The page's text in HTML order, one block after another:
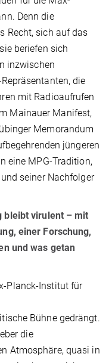
Denn die
Recht, sich auf das
beriefen sich
inzwischen
die
mit Radioaufrufen
Mainauer Manifest,
Memorandum
jüngeren
eine MPG-Tradition,
seiner Nachfolger
bleibt virulent – mit
einer Forschung,
und was getan
Planck-Institut für
Bühne gedrängt.
die
Atmosphäre, quasi in